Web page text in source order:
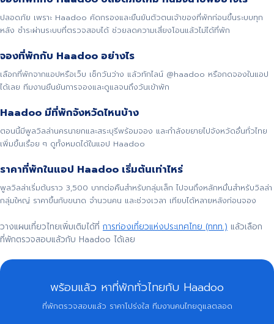
ปลอดภัย เพราะ Haadoo คัดกรองและยืนยันตัวตนเจ้าของที่พักก่อนขึ้นระบบทุก
หลัง ชำระผ่านระบบที่ตรวจสอบได้ ช่วยลดความเสี่ยงโอนแล้วไม่ได้ที่พัก
จองที่พักกับ Haadoo อย่างไร
เลือกที่พักจากแอปหรือเว็บ เช็กวันว่าง แล้วทักไลน์ @haadoo หรือกดจองในแอป
ได้เลย ทีมงานยืนยันการจองและดูแลจนถึงวันเข้าพัก
Haadoo มีที่พักจังหวัดไหนบ้าง
ตอนนี้มีพูลวิลล่านครนายกและสระบุรีพร้อมจอง และกำลังขยายไปจังหวัดอื่นทั่วไทย
เพิ่มขึ้นเรื่อย ๆ ดูทั้งหมดได้ในแอป Haadoo
ราคาที่พักในแอป Haadoo เริ่มต้นเท่าไหร่
พูลวิลล่าเริ่มต้นราว 3,500 บาทต่อคืนสำหรับกลุ่มเล็ก ไปจนถึงหลักหมื่นสำหรับวิลล่า
กลุ่มใหญ่ ราคาขึ้นกับขนาด จำนวนคน และช่วงเวลา เทียบได้หลายหลังก่อนจอง
วางแผนเที่ยวไทยเพิ่มเติมได้ที่ การท่องเที่ยวแห่งประเทศไทย (ททท.) แล้วเลือก
ที่พักตรวจสอบแล้วกับ Haadoo ได้เลย
พร้อมแล้ว หาที่พักทั่วไทยกับ Haadoo
ที่พักตรวจสอบแล้ว ราคาโปร่งใส ทีมงานคนไทยดูแลตลอด